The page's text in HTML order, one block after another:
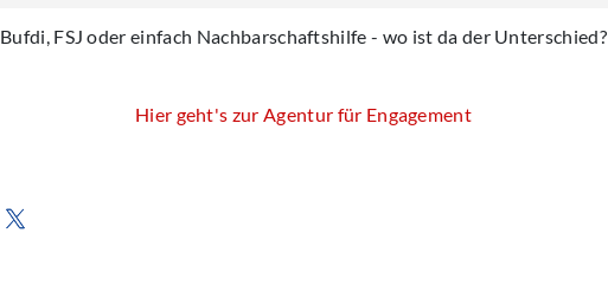
Bufdi, FSJ oder einfach Nachbarschaftshilfe - wo ist da der Unterschied?
Hier geht's zur Agentur für Engagement